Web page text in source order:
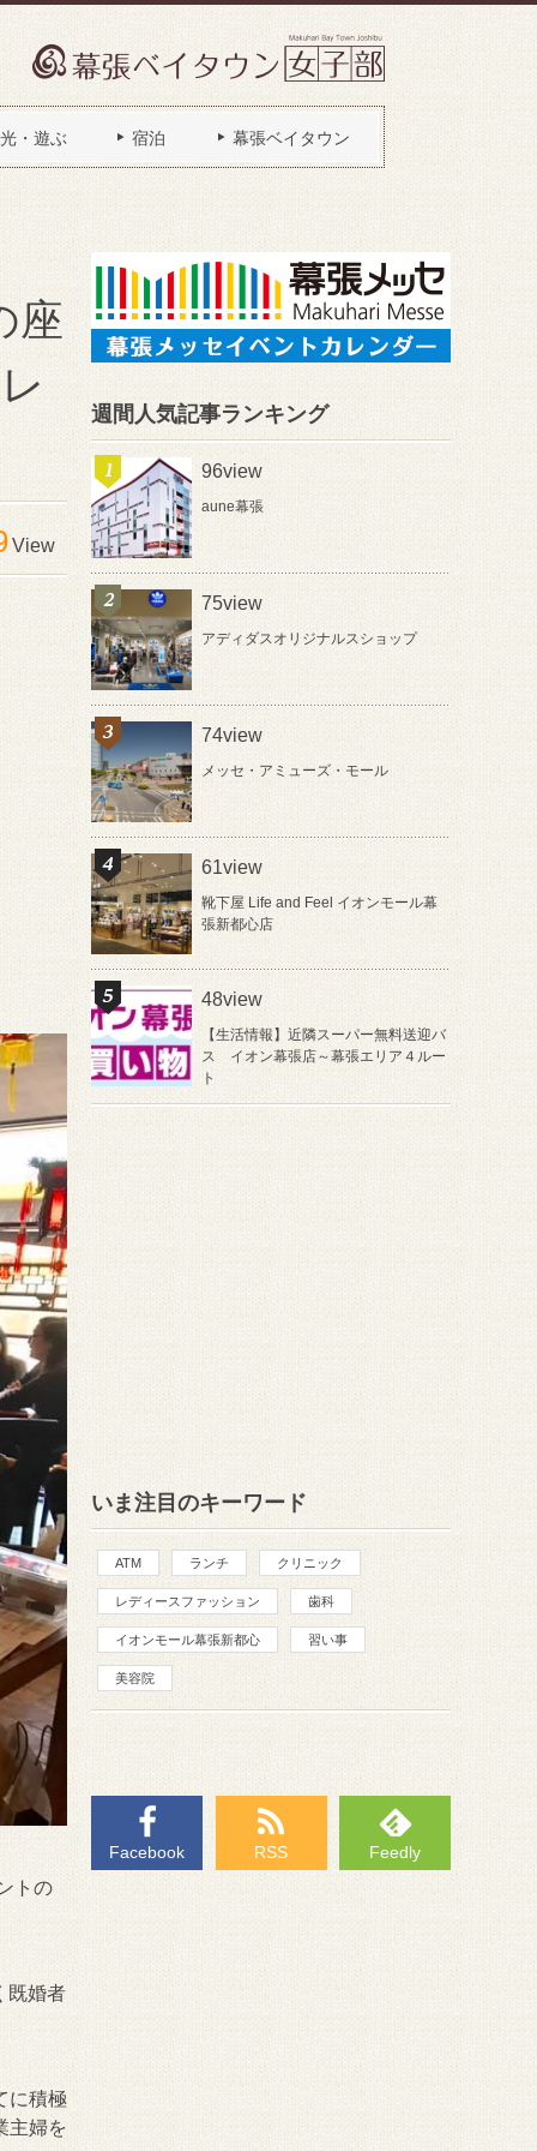
・遊ぶ 宿泊 幕張ベイタウン
座
View
トの
既婚者
に積極
主婦を
週間人気記事ランキング
96view
aune幕張
75view
アディダスオリジナルスショップ
74view
メッセ・アミューズ・モール
61view
靴下屋 Life and Feel イオンモール幕
張新都心店
48view
【生活情報】近隣スーパー無料送迎バ
ス イオン幕張店～幕張エリア４ルー
ト
いま注目のキーワード
ATM ランチ クリニック
レディースファッション 歯科
イオンモール幕張新都心 習い事
美容院
Facebook RSS Feedly